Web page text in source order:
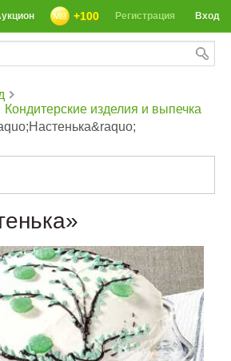
СЕГОДНЯ: 39142 РЕЦЕПТА
Вход
Регистрация
+100
Кондитерские изделия и выпечка